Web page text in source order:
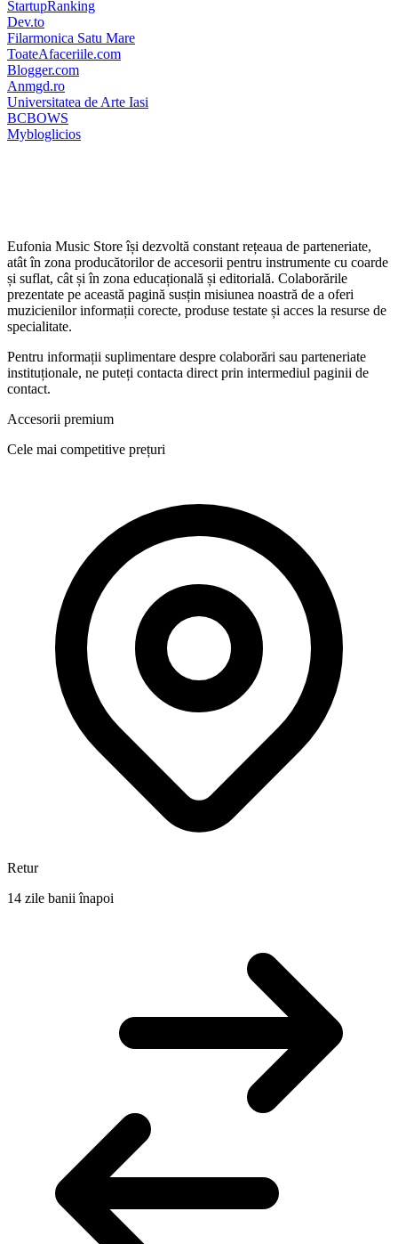
StartupRanking
Dev.to
Filarmonica Satu Mare
ToateAfaceriile.com
Blogger.com
Anmgd.ro
Universitatea de Arte Iasi
BCBOWS
Mybloglicios
Eufonia Music Store își dezvoltă constant rețeaua de parteneriate,
atât în zona producătorilor de accesorii pentru instrumente cu coarde
și suflat, cât și în zona educațională și editorială. Colaborările
prezentate pe această pagină susțin misiunea noastră de a oferi
muzicienilor informații corecte, produse testate și acces la resurse de
specialitate.
Pentru informații suplimentare despre colaborări sau parteneriate
instituționale, ne puteți contacta direct prin intermediul paginii de
contact.
Accesorii premium
Cele mai competitive prețuri
Retur
14 zile banii înapoi